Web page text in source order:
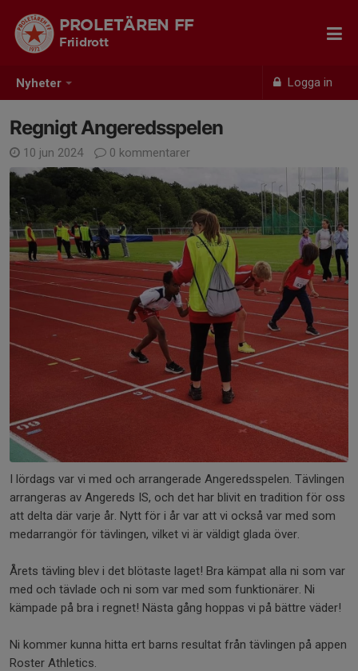
Nyheter Logga in
PROLETÄREN FF
Friidrott
Regnigt Angeredsspelen
10 jun 2024 0 kommentarer
I lördags var vi med och arrangerade Angeredsspelen. Tävlingen
arrangeras av Angereds IS, och det har blivit en tradition för oss
att delta där varje år. Nytt för i år var att vi också var med som
medarrangör för tävlingen, vilket vi är väldigt glada över.
Årets tävling blev i det blötaste laget! Bra kämpat alla ni som var
med och tävlade och ni som var med som funktionärer. Ni
kämpade på bra i regnet! Nästa gång hoppas vi på bättre väder!
Ni kommer kunna hitta ert barns resultat från tävlingen på appen
Roster Athletics.